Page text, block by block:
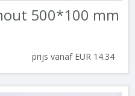
500*100 mm
prijs vanaf EUR 14.34